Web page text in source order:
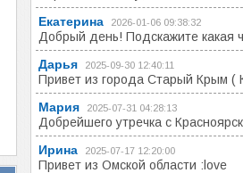
Екатерина
2026-01-06 09:38:32
Добрый день! Подскажите какая
Дарья
2025-09-30 12:40:11
Привет из города Старый Крым (
Мария
2025-07-31 04:28:13
Добрейшего утречка с
Ирина
2025-07-17 12:20:00
Привет из Омской области :love